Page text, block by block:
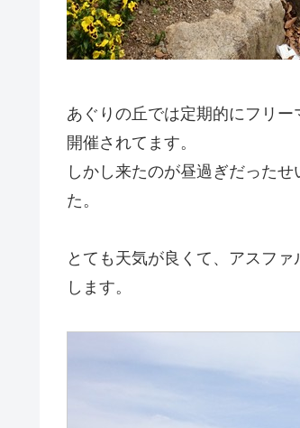
あぐりの丘では定期的にフリ
開催されてます。
しかし来たのが昼過ぎだった
た。
とても天気が良くて、アスフ
します。